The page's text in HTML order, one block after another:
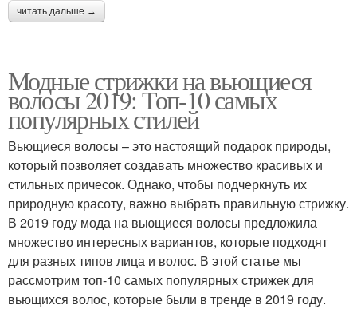
читать дальше →
Модные стрижки на вьющиеся
волосы 2019: Топ-10 самых
популярных стилей
Вьющиеся волосы – это настоящий подарок природы,
который позволяет создавать множество красивых и
стильных причесок. Однако, чтобы подчеркнуть их
природную красоту, важно выбрать правильную стрижку.
В 2019 году мода на вьющиеся волосы предложила
множество интересных вариантов, которые подходят
для разных типов лица и волос. В этой статье мы
рассмотрим топ-10 самых популярных стрижек для
вьющихся волос, которые были в тренде в 2019 году.